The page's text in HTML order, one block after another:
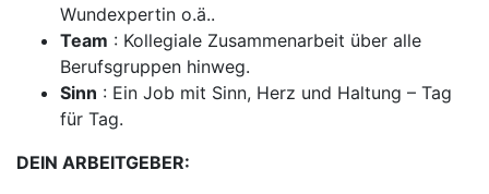
Wundexpertin o.ä..
Team : Kollegiale Zusammenarbeit über alle
Berufsgruppen hinweg.
Sinn : Ein Job mit Sinn, Herz und Haltung – Tag
für Tag.
DEIN ARBEITGEBER: